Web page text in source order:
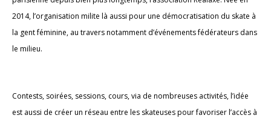
2014, l’organisation milite là aussi pour une démocratisation du skate à
la gent féminine, au travers notamment d’événements fédérateurs dans
le milieu.
Contests, soirées, sessions, cours, via de nombreuses activités, l’idée
est aussi de créer un réseau entre les skateuses pour favoriser l’accès à